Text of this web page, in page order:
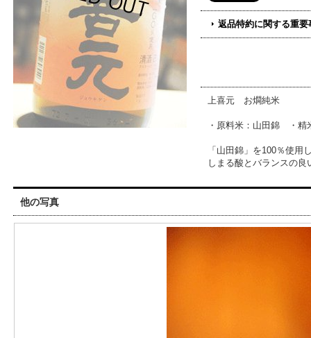
返品特約に関する重要
上喜元 お燗純米
・原料米：山田錦 ・精
「山田錦」を100％使
しまる酸とバランスの
他の写真